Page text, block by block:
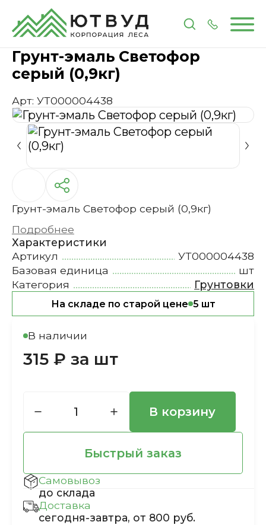
ГлавнаяКаталогЛакокрасочные материалы
Грунт-эмаль Светофор
серый (0,9кг)
Арт: УТ000004438
Грунт-эмаль Светофор серый (0,9кг)
Подробнее
Характеристики
Артикул
УТ000004438
Базовая единица
шт
Категория
Грунтовки
На складе по старой цене 5 шт
В наличии
315 ₽ за шт
В корзину
Быстрый заказ
Самовывоз
до склада
Доставка
сегодня-завтра, от 800 руб.